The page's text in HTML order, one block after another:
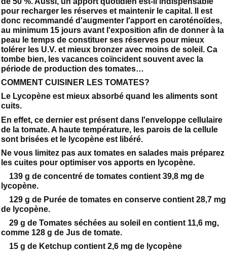
pour recharger les réserves et maintenir le capital. Il est
donc recommandé d'augmenter l'apport en caroténoïdes,
au minimum 15 jours avant l'exposition afin de donner à la
peau le temps de constituer ses réserves pour mieux
tolérer les U.V. et mieux bronzer avec moins de soleil. Ca
tombe bien, les vacances coïncident souvent avec la
période de production des tomates…
COMMENT CUISINER LES TOMATES?
Le Lycopène est mieux absorbé quand les aliments sont
cuits.
En effet, ce dernier est présent dans l'enveloppe cellulaire
de la tomate. A haute température, les parois de la cellule
sont brisées et le lycopène est libéré.
Ne vous limitez pas aux tomates en salades mais préparez
les cuites pour optimiser vos apports en lycopène.
139 g de concentré de tomates contient 39,8 mg de
lycopène.
129 g de Purée de tomates en conserve contient 28,7 mg
de lycopène.
29 g de Tomates séchées au soleil en contient 11,6 mg,
comme 128 g de Jus de tomate.
15 g de Ketchup contient 2,6 mg de lycopène